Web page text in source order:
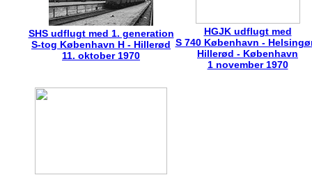
SHS udflugt med 1. generation
S-tog København H - Hillerød
11. oktober 1970
HGJK udflugt med
S 740 København -
Hillerød - København
1 november 1970